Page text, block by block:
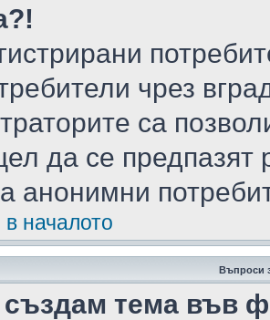
чрез
са
да се предпазят
анонимни
началото
Въпроси
създам тема във